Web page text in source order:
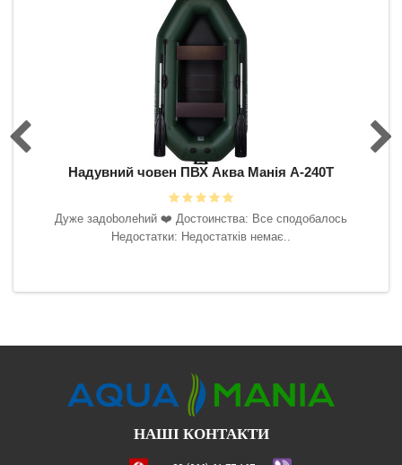
Надувний човен ПВХ Аква Манія А-240Т
Дyжe зaдoboлehий ❤️‍ Достоинства: Все сподобалось
Недостатки: Недостатків немає..
НАШІ КОНТАКТИ